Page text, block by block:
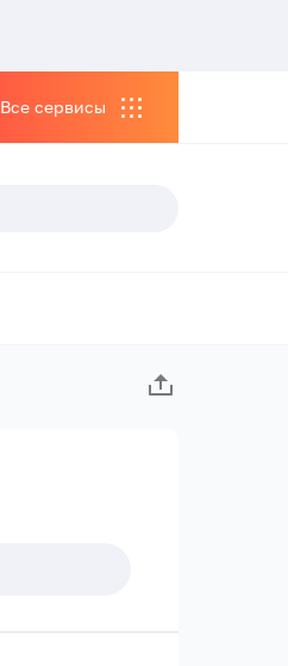
Все сервисы